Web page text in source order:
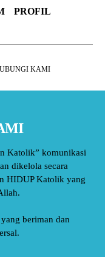
PROFIL
KAMI
Katolik” komunikasi
dikelola secara
HIDUP Katolik yang
beriman dan